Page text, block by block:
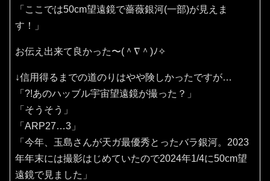
「ここでは50cm望遠鏡で薔薇銀河(一部)が見えま
す！」
お伝え出来て良かった〜(⁠＾⁠∇⁠＾⁠)⁠ﾉ⁠✧⁠
↓信用得るまでの道のりはやや険しかったですが…
「?!あのハッブル宇宙望遠鏡が撮った？」
「そうそう」
「ARP27…3」
「今年、玉島さんが天ガ最優秀とったバラ銀河。2023
年年末には撮影はじめていたので2024年1/4に50cm望
遠鏡で見ました」